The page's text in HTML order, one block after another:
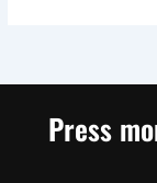
Press